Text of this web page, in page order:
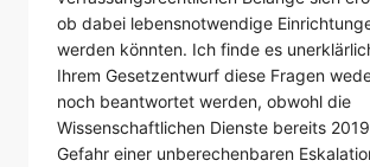
ob dabei lebensnotwendige
werden könnten. Ich finde es
Ihrem Gesetzentwurf diese Fragen
noch beantwortet werden, obwohl die
Wissenschaftlichen Dienste bereits
Gefahr einer unberechenbaren